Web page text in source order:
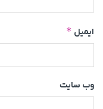
ایمیل *
وب‌ سایت